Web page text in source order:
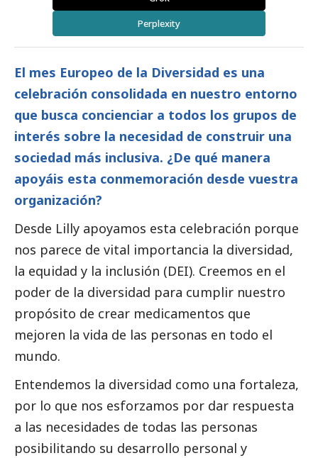
Perplexity
El mes Europeo de la Diversidad es una
celebración consolidada en nuestro entorno
que busca concienciar a todos los grupos de
interés sobre la necesidad de construir una
sociedad más inclusiva. ¿De qué manera
apoyáis esta conmemoración desde vuestra
organización?
Desde Lilly apoyamos esta celebración porque
nos parece de vital importancia la diversidad,
la equidad y la inclusión (DEI). Creemos en el
poder de la diversidad para cumplir nuestro
propósito de crear medicamentos que
mejoren la vida de las personas en todo el
mundo.
Entendemos la diversidad como una fortaleza,
por lo que nos esforzamos por dar respuesta
a las necesidades de todas las personas
posibilitando su desarrollo personal y